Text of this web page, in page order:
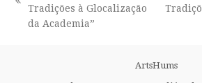
previous
post:
Tradições à Glocalização
da Academia”
next
ArtsHums